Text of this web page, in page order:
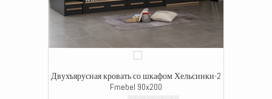
Двухъярусная кровать со шкафом Хельсинки-2
Fmebel 90x200